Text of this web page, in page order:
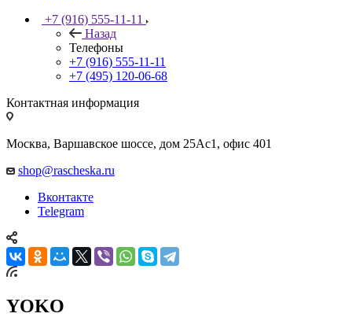
+7 (916) 555-11-11
Назад
Телефоны
+7 (916) 555-11-11
+7 (495) 120-06-68
Контактная информация
Москва, Варшавское шоссе, дом 25Аc1, офис 401
shop@rascheska.ru
Вконтакте
Telegram
YOKO